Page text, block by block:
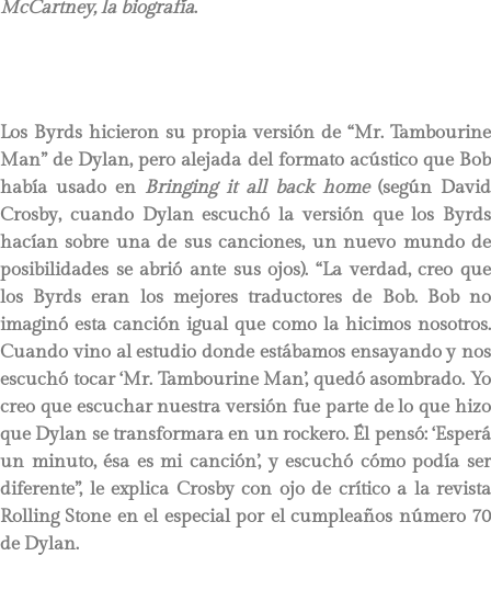
McCartney, la biografía.
Los Byrds hicieron su propia versión de “Mr. Tambourine
Man” de Dylan, pero alejada del formato acústico que Bob
había usado en Bringing it all back home(según David
Crosby, cuando Dylan escuchó la versión que los Byrds
hacían sobre una de sus canciones, un nuevo mundo de
posibilidades se abrió ante sus ojos). “La verdad, creo que
los Byrds eran los mejores traductores de Bob. Bob no
imaginó esta canción igual que como la hicimos nosotros.
Cuando vino al estudio donde estábamos ensayando y nos
escuchó tocar ‘Mr. Tambourine Man’, quedó asombrado. Yo
creo que escuchar nuestra versión fue parte de lo que hizo
que Dylan se transformara en un rockero. Él pensó: ‘Esperá
un minuto, ésa es mi canción’, y escuchó cómo podía ser
diferente”, le explica Crosby con ojo de crítico a la revista
Rolling Stone en el especial por el cumpleaños número 70
de Dylan.